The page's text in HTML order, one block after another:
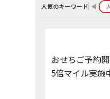
人気のキーワード ◀
人気ランキング
おせちご予約
5倍マイル実施